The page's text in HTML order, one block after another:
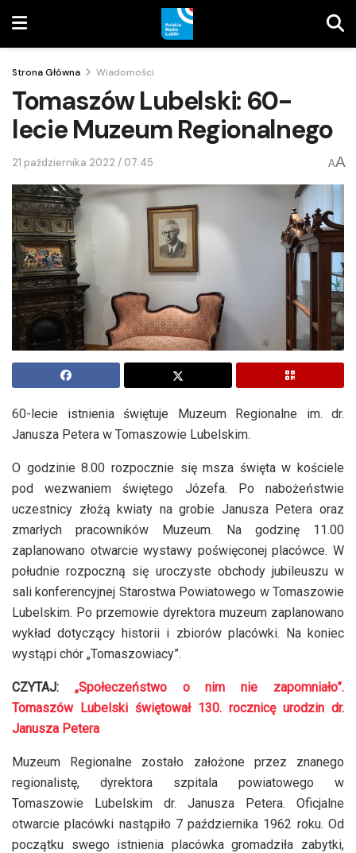
Strona Główna Wiadomości
Tomaszów Lubelski: 60-
lecie Muzeum Regionalnego
21 października 2022 / 07:45 AA
60-lecie istnienia świętuje Muzeum Regionalne im. dr.
Janusza Petera w Tomaszowie Lubelskim.
O godzinie 8.00 rozpocznie się msza święta w kościele
pod wezwaniem świętego Józefa. Po nabożeństwie
uczestnicy złożą kwiaty na grobie Janusza Petera oraz
zmarłych pracowników Muzeum. Na godzinę 11.00
zaplanowano otwarcie wystawy poświęconej placówce. W
południe rozpoczną się uroczyste obchody jubileuszu w
sali konferencyjnej Starostwa Powiatowego w Tomaszowie
Lubelskim. Po przemowie dyrektora muzeum zaplanowano
wykład dotyczący historii i zbiorów placówki. Na koniec
wystąpi chór „Tomaszowiacy”.
CZYTAJ: „Społeczeństwo o nim nie zapomniało”.
Tomaszów Lubelski świętował 130. rocznicę urodzin dr.
Janusza Petera
Muzeum Regionalne zostało założone przez znanego
regionalistę, dyrektora szpitala powiatowego w
Tomaszowie Lubelskim dr. Janusza Petera. Oficjalne
otwarcie placówki nastąpiło 7 października 1962 roku. Od
początku swego istnienia placówka gromadziła zabytki,